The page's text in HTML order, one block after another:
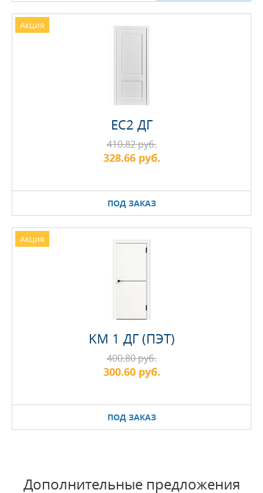
Акция
EC2 ДГ
ПОД ЗАКАЗ
410.82 руб.
328.66 руб.
Акция
KM 1 ДГ (ПЭТ)
ПОД ЗАКАЗ
400.80 руб.
300.60 руб.
Дополнительные предложения